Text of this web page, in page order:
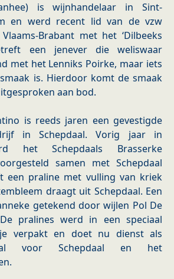
is wijnhandelaar in Sint-
en werd recent lid van de vzw
Brabant met het ‘Dilbeeks
een jenever die weliswaar
met het Lenniks Poirke, maar iets
is. Hierdoor komt de smaak
aan bod.
is reeds jaren een gevestigde
in Schepdaal. Vorig jaar in
het Schepdaals Brasserke
samen met Schepdaal
een praline met vulling van kriek
draagt uit Schepdaal. Een
getekend door wijlen Pol De
pralines werd in een speciaal
verpakt en doet nu dienst als
voor Schepdaal en het